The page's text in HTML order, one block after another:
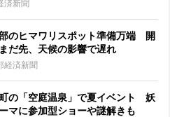
済新聞
のヒマワリスポット準備万端 開
だ先、天候の影響で遅れ
経済新聞
の「空庭温泉」で夏イベント 妖
マに参加型ショーや謎解きも